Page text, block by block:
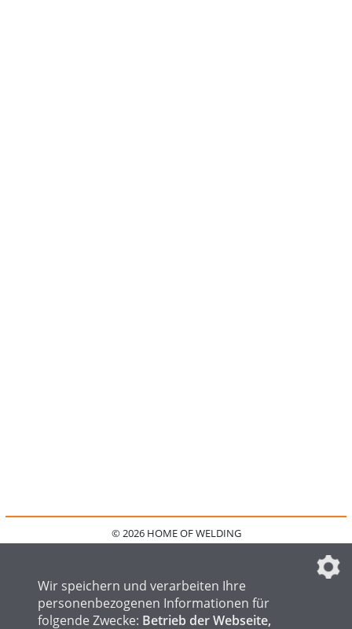
© 2026 HOME OF WELDING
IMPRESSUM
FAQ
DATENSCHUTZEINSTELLUNGEN
Wir speichern und verarbeiten Ihre
personenbezogenen Informationen für
folgende Zwecke: Betrieb der Webseite,